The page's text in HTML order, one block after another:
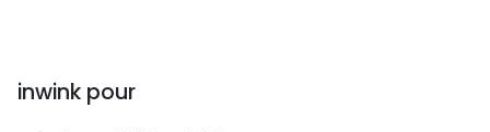
inwink pour